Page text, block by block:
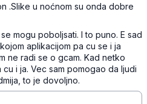
.Slike u noćnom su onda dobre
mogu poboljsati. I to puno. E sad
aplikacijom pa cu se i ja
ne radi se o gcam. Kad netko
i ja. Vec sam pomogao da ljudi
to je dovoljno.